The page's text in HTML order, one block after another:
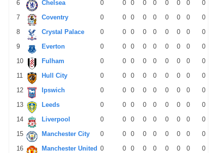
6 Chelsea 0 0 0 0 0 0 0 0
0
7
Coventry 0 0 0 0 0 0 0 0
0
8
Crystal Palace 0 0 0 0 0 0 0 0
0
9
Everton 0 0 0 0 0 0 0 0
0
10
Fulham 0 0 0 0 0 0 0 0
0
11
Hull City 0 0 0 0 0 0 0 0
0
12
Ipswich 0 0 0 0 0 0 0 0
0
13
Leeds 0 0 0 0 0 0 0 0
0
14
Liverpool 0 0 0 0 0 0 0 0
0
15
Manchester City 0 0 0 0 0 0 0 0
0
16
Manchester United 0 0 0 0 0 0 0 0
0